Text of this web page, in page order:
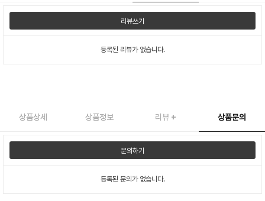
리뷰쓰기
등록된 리뷰가 없습니다.
상품상세 상품정보 리뷰 + 상품문의
문의하기
등록된 문의가 없습니다.